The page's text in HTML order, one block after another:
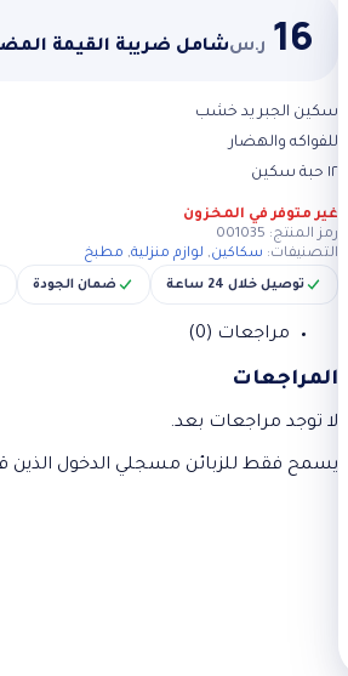
16 ر.سشامل ضريبة القيمة
سكين الجبر يد خشب
للفواكه والهضار
١٢ حبة سكين
غير متوفر في المخزون
رمز المنتج: 001035
التصنيفات: سكاكين, لوازم منزلية, مطبخ
توصيل خلال 24 ساعة ضمان الجودة
مراجعات (0)
المراجعات
لا توجد مراجعات بعد.
يسمح فقط للزبائن مسجلي الدخول الذين